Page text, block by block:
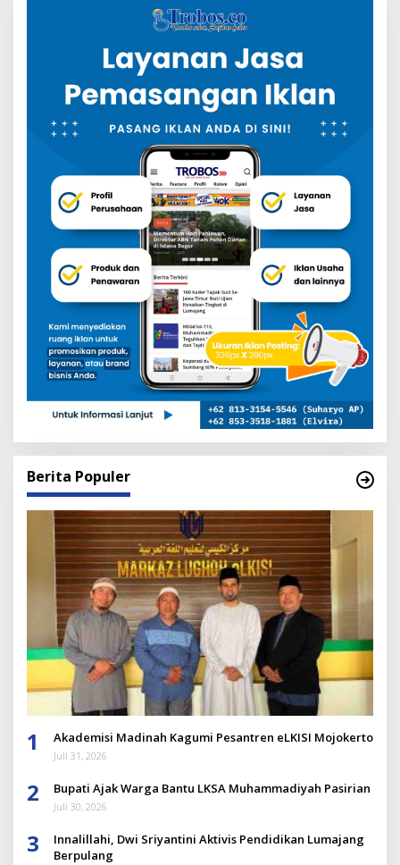
Berita Populer
1 Akademisi Madinah Kagumi Pesantren eLKISI Mojokerto
Juli 31, 2026
2 Bupati Ajak Warga Bantu LKSA Muhammadiyah Pasirian
Juli 30, 2026
3
Innalillahi, Dwi Sriyantini Aktivis Pendidikan Lumajang
Berpulang